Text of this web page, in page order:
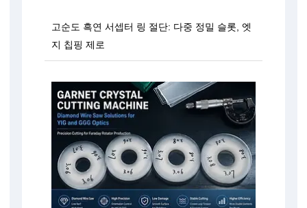
고순도 흑연 서셉터 링 절단: 다중 정밀 슬롯, 엣
지 칩핑 제로